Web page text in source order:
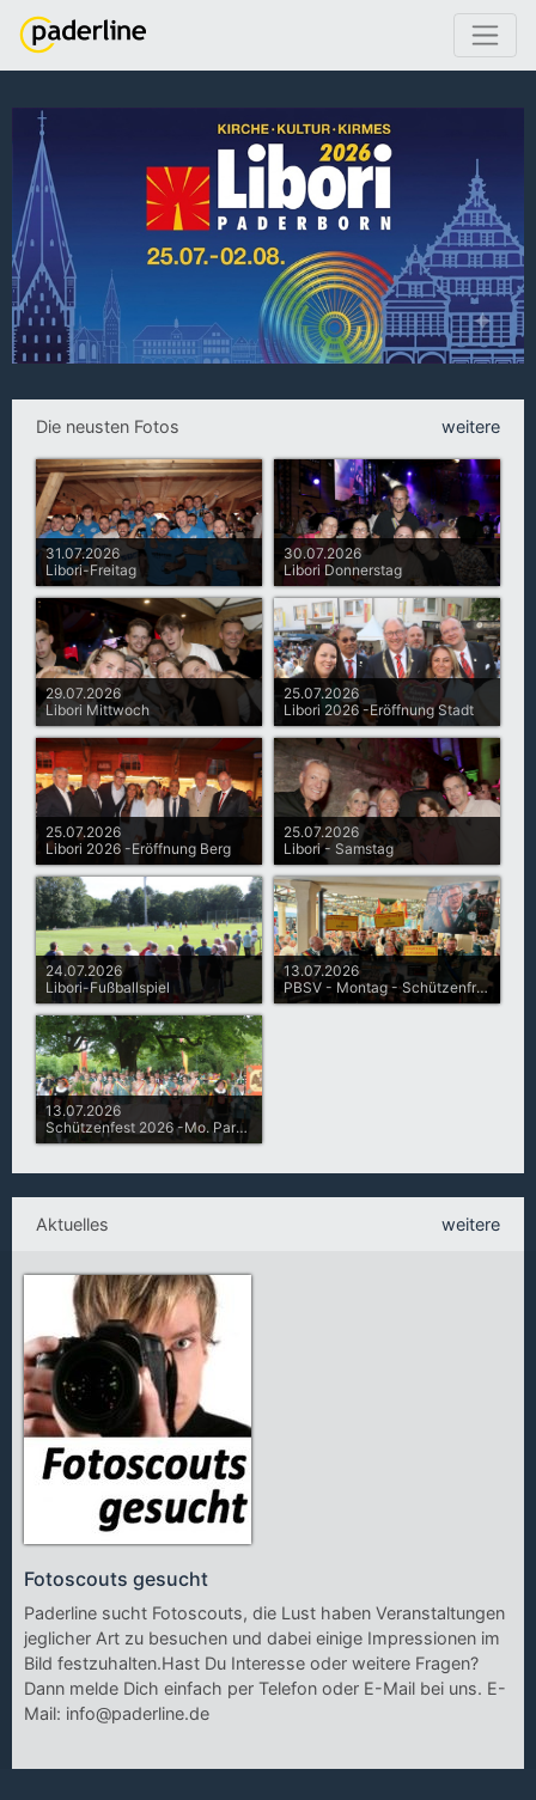
weitere
Die neusten Fotos
31.07.2026
Libori-Freitag
30.07.2026
Libori Donnerstag
29.07.2026
Libori Mittwoch
25.07.2026
Libori 2026 -Eröffnung Stadt
25.07.2026
Libori 2026 -Eröffnung Berg
25.07.2026
Libori - Samstag
24.07.2026
Libori-Fußballspiel
13.07.2026
PBSV - Montag - Schützenfrühstück
13.07.2026
Schützenfest 2026 -Mo. Parade
weitere
Aktuelles
Fotoscouts gesucht
Paderline sucht Fotoscouts, die Lust haben Veranstaltungen
jeglicher Art zu besuchen und dabei einige Impressionen im
Bild festzuhalten.Hast Du Interesse oder weitere Fragen?
Dann melde Dich einfach per Telefon oder E-Mail bei uns. E-
Mail: info@paderline.de